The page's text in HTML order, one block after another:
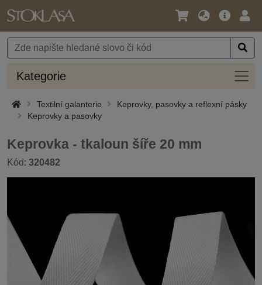
Jazyk
Měna
Hlavní
Kategorie
Textilní galanterie
Keprovky, pasovky a reflexní pásky
Keprovky a pasovky
Keprovka - tkaloun šíře 20 mm
Kód: 320482